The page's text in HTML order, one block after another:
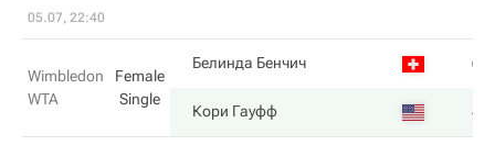
05.07, 22:40
Wimbledon
WTA
Female
Single
Белинда Бенчич 6
Кори Гауфф 4